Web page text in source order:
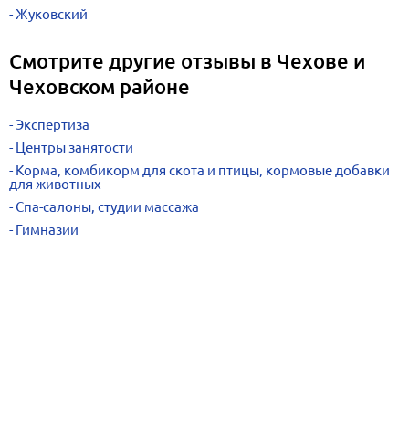
Жуковский
Смотрите другие отзывы в Чехове и
Чеховском районе
Экспертиза
Центры занятости
Корма, комбикорм для скота и птицы, кормовые добавки
для животных
Спа-салоны, студии массажа
Гимназии